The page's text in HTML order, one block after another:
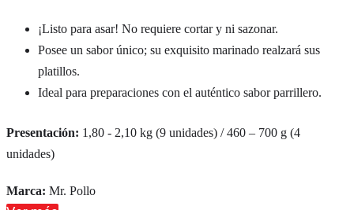
¡Listo para asar! No requiere cortar y ni sazonar.
Posee un sabor único; su exquisito marinado realzará sus
platillos.
Ideal para preparaciones con el auténtico sabor parrillero.
Presentación: 1,80 - 2,10 kg (9 unidades) / 460 – 700 g (4
unidades)
Marca: Mr. Pollo